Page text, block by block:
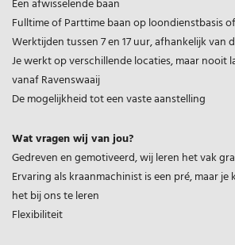
Een afwisselende baan
Fulltime of Parttime baan op loondienstbasis
Werktijden tussen 7 en 17 uur, afhankelijk van
Je werkt op verschillende locaties, maar nooit
vanaf Ravenswaaij
De mogelijkheid tot een vaste aanstelling
Wat vragen wij van jou?
Gedreven en gemotiveerd, wij leren het vak
Ervaring als kraanmachinist is een pré, maar
het bij ons te leren
Flexibiliteit